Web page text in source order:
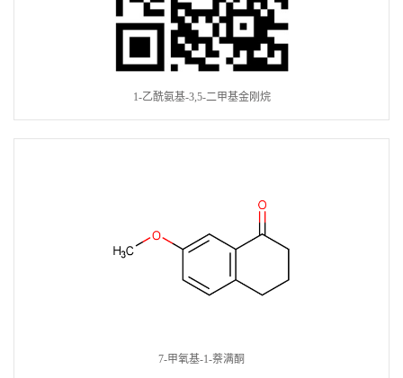
1-乙酰氨基-3,5-二甲基金刚烷
7-甲氧基-1-萘满酮